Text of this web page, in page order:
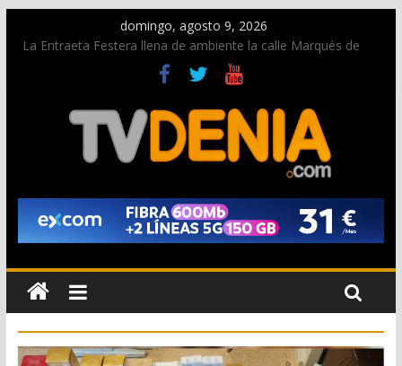
domingo, agosto 9, 2026
La Entraeta Festera llena de ambiente la calle Marqués de
Campo con la recepción a la Capitanía Cristiana
Dos personas fallecen en un grave accidente en la N-332
entre Benissa y Calp
Una nueva oportunidad para donar sangre en Cruz Roja
El bando moro protagonista en la Segunda Entraeta Festera
Paco Adsuar dona al Arxiu de Dénia más de 50.000 imágenes
de la memoria visual de la ciudad